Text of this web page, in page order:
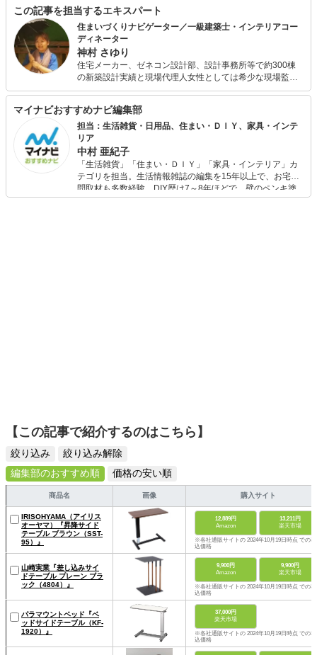
この記事を担当するエキスパート
住まいづくりナビゲーター／一級建築士・インテリアコー
ディネーター
神村 さゆり
住宅メーカー、ゼネコン設計部、設計事務所等で約300棟
の新築設計実績と現場代理人女性としては希少な現場監督
経験を生かしリフォーム物件も約70棟手がける。 住宅や暮
的機関・学校等にて講師としてこれまで述べ5000人以上を
指導。 整理収納アドバイザー、ルームスタイリスト資格認
定講師として800名余の資格者を認定。また資格試験対策
として二級建築士やインテリアコーディネーターの受験指
導も行っている。手描き図面やイラストでのプレゼンにも
定評があり、多くの文具を試してきた。 多趣味が高じて醗
酵教室や手抜き家事教室を開催し好評を得ている。 子ども
３人。A型・獅子座
マイナビおすすめナビ編集部
担当：生活雑貨・日用品、住まい・ＤＩＹ、家具・インテ
リア
中村 亜紀子
「生活雑貨」「住まい・ＤＩＹ」「家具・インテリア」カ
テゴリを担当。生活情報雑誌の編集を15年以上で、お宅訪
問取材も多数経験。DIY歴は7～8年ほどで、壁のペンキ塗
りや壁紙チェンジなどもチャレンジ済み。初心者でもモノ
【この記事で紹介するのはこちら】
絞り込み
絞り込み解除
編集部のおすすめ順
価格の安い順
商品名 画像 購入サイト
IRISOHYAMA（アイリス
オーヤマ）『昇降サイド
テーブル ブラウン（SST-
95）』
12,889円
Amazon
13,211円
楽天市場
※各社通販サイトの 2024年10月19日時点 での税
込価格
山崎実業『差し込みサイ
ドテーブル プレーン ブラ
ック（4804）』
9,900円
Amazon
9,900円
楽天市場
※各社通販サイトの 2024年10月19日時点 での税
込価格
パラマウントベッド『ベ
ッドサイドテーブル（KF-
1920）』
37,000円
楽天市場
※各社通販サイトの 2024年10月19日時点 での税
込価格